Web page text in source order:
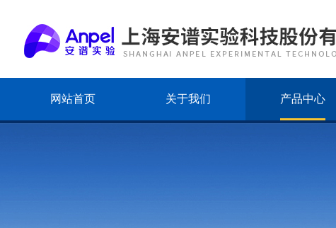
网站首页 关于我们 产品中心